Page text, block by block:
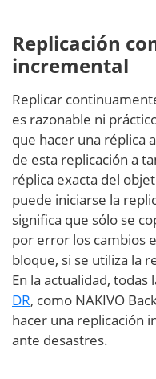
Replicación
incremental
Replicar
es razonable ni
que hacer una réplica
de esta replicación a
réplica exacta del
puede iniciarse la
significa que sólo se
por error los cambios
bloque, si se utiliza la
En la actualidad, todas
DR, como NAKIVO
hacer una replicación
ante desastres.